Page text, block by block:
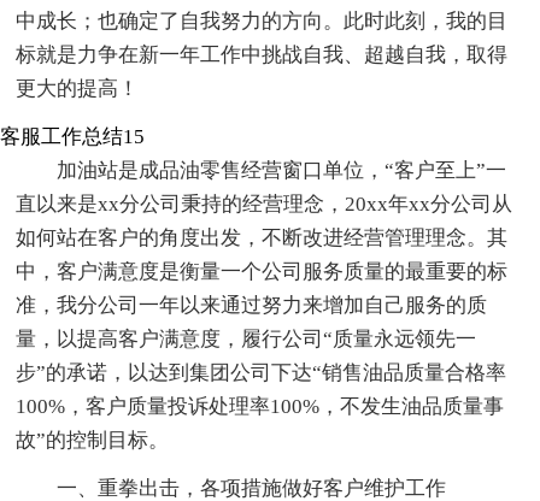
中成长；也确定了自我努力的方向。此时此刻，我的目
标就是力争在新一年工作中挑战自我、超越自我，取得
更大的提高！
客服工作总结15
加油站是成品油零售经营窗口单位，“客户至上”一
直以来是xx分公司秉持的经营理念，20xx年xx分公司从
如何站在客户的角度出发，不断改进经营管理理念。其
中，客户满意度是衡量一个公司服务质量的最重要的标
准，我分公司一年以来通过努力来增加自己服务的质
量，以提高客户满意度，履行公司“质量永远领先一
步”的承诺，以达到集团公司下达“销售油品质量合格率
100%，客户质量投诉处理率100%，不发生油品质量事
故”的控制目标。
一、重拳出击，各项措施做好客户维护工作